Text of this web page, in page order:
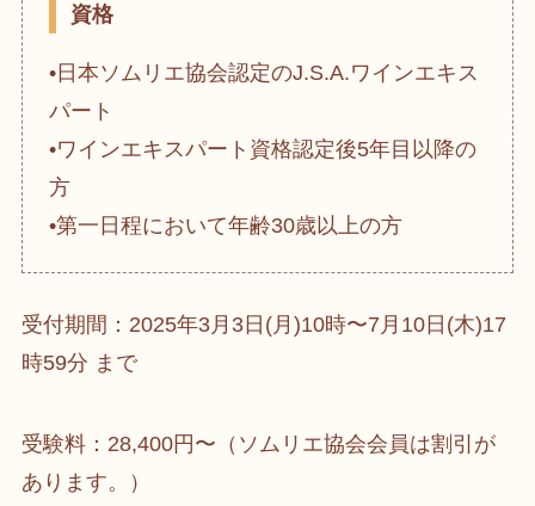
資格
•日本ソムリエ協会認定のJ.S.A.ワインエキス
パート
•ワインエキスパート資格認定後5年目以降の
方
•第一日程において年齢30歳以上の方
受付期間：2025年3月3日(月)10時〜7月10日(木)17
時59分 まで
受験料：28,400円〜（ソムリエ協会会員は割引が
あります。）